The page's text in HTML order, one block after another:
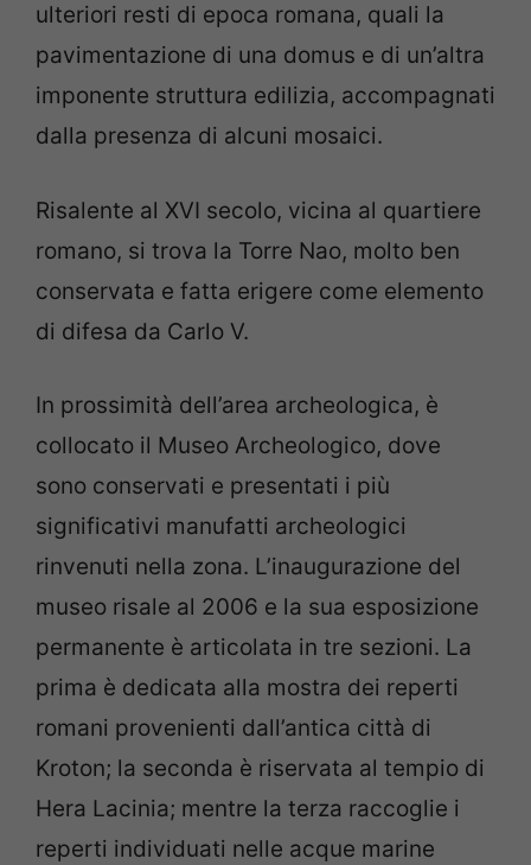
ulteriori resti di epoca romana, quali la
pavimentazione di una domus e di un’altra
imponente struttura edilizia, accompagnati
dalla presenza di alcuni mosaici.
Risalente al XVI secolo, vicina al quartiere
romano, si trova la Torre Nao, molto ben
conservata e fatta erigere come elemento
di difesa da Carlo V.
In prossimità dell’area archeologica, è
collocato il Museo Archeologico, dove
sono conservati e presentati i più
significativi manufatti archeologici
rinvenuti nella zona. L’inaugurazione del
museo risale al 2006 e la sua esposizione
permanente è articolata in tre sezioni. La
prima è dedicata alla mostra dei reperti
romani provenienti dall’antica città di
Kroton; la seconda è riservata al tempio di
Hera Lacinia; mentre la terza raccoglie i
reperti individuati nelle acque marine